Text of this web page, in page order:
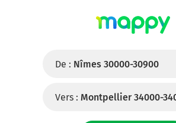
De : Nîmes 30000-30900
Vers : Montpellier 34000-